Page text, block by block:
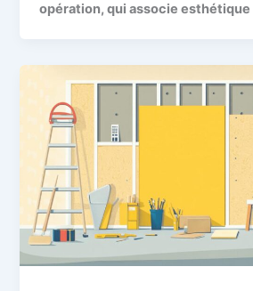
opération, qui associe